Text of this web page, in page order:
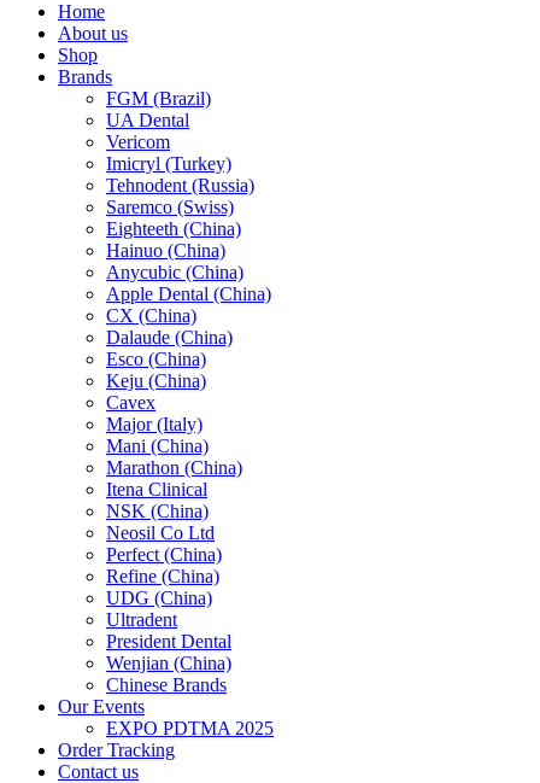
Home
About us
Shop
Brands
FGM (Brazil)
UA Dental
Vericom
Imicryl (Turkey)
Tehnodent (Russia)
Saremco (Swiss)
Eighteeth (China)
Hainuo (China)
Anycubic (China)
Apple Dental (China)
CX (China)
Dalaude (China)
Esco (China)
Keju (China)
Cavex
Major (Italy)
Mani (China)
Marathon (China)
Itena Clinical
NSK (China)
Neosil Co Ltd
Perfect (China)
Refine (China)
UDG (China)
Ultradent
President Dental
Wenjian (China)
Chinese Brands
Our Events
EXPO PDTMA 2025
Order Tracking
Contact us